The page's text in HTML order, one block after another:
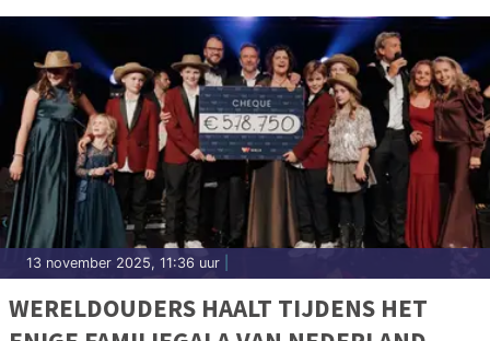
13 november 2025, 11:36 uur
WERELDOUDERS HAALT TIJDENS HET